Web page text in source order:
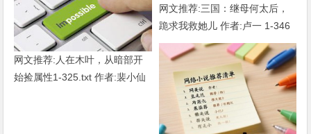
网文推荐:人在木叶，从暗部开
始捡属性1-325.txt 作者:裴小仙
网文推荐:三国：继母何太后，
跪求我救她儿 作者:卢一 1-346
章 TXT免费下载